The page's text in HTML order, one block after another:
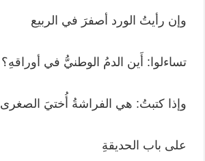
وإن رأيتُ الورد أصفرَ في الربيع
تساءلوا: أَين الدمُ الوطنيُّ في أوراقهِ؟
وإذا كتبتُ: هي الفراشةُ أُختيَ الصغرى
على باب الحديقةِ